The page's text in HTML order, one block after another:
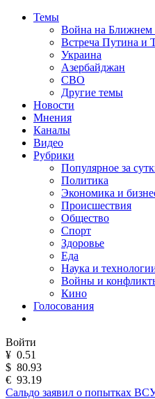
Темы
Война на Ближнем
Встреча Путина и
Украина
Азербайджан
СВО
Другие темы
Новости
Мнения
Каналы
Видео
Рубрики
Популярное за
Политика
Экономика и
Происшествия
Общество
Спорт
Здоровье
Еда
Наука и
Войны и
Кино
Голосования
Войти
¥ 0.51
$ 80.93
€ 93.19
Сальдо заявил о попытках